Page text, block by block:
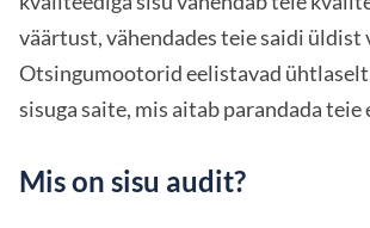
väärtust, vähendades teie saidi üldist
Otsingumootorid eelistavad
sisuga saite, mis aitab parandada
Mis on sisu audit?